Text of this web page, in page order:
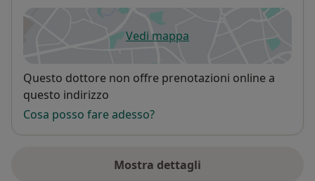
Vedi mappasi apre in una nuova scheda
Disponibilità
Questo dottore non offre prenotazioni online a
questo indirizzo
Cosa posso fare adesso?
Mostra dettagli
sull'indirizzo